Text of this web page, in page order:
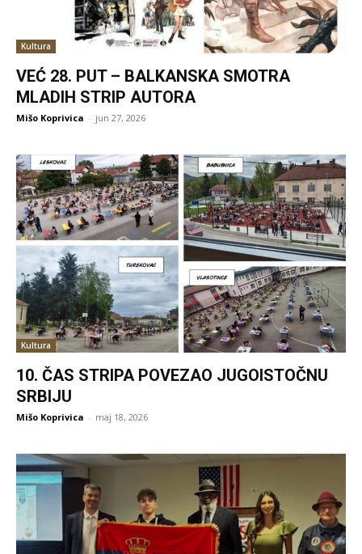
Kultura
VEĆ 28. PUT – BALKANSKA SMOTRA
MLADIH STRIP AUTORA
Mišo Koprivica - jun 27, 2026
Kultura
10. ČAS STRIPA POVEZAO JUGOISTOČNU
SRBIJU
Mišo Koprivica - maj 18, 2026